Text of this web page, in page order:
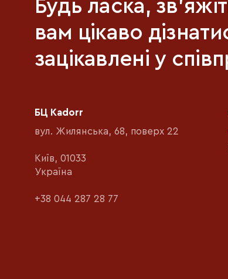
Будь ласка,
вам цікаво
зацікавлені у
БЦ Kadorr
вул. Жилянська, 68, поверх 22
Київ, 01033
Україна
+38 044 287 28 77